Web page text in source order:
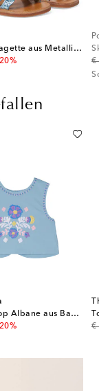
Sandalen Plagette aus Metallic-Leder
price
€
Besticktes Top Albane aus Baumwolle
price
€